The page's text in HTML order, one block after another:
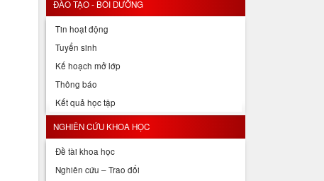
ĐÀO TẠO - BỒI DƯỠNG
Tin hoạt động
Tuyển sinh
Kế hoạch mở lớp
Thông báo
Kết quả học tập
NGHIÊN CỨU KHOA HỌC
Đề tài khoa học
Nghiên cứu – Trao đổi